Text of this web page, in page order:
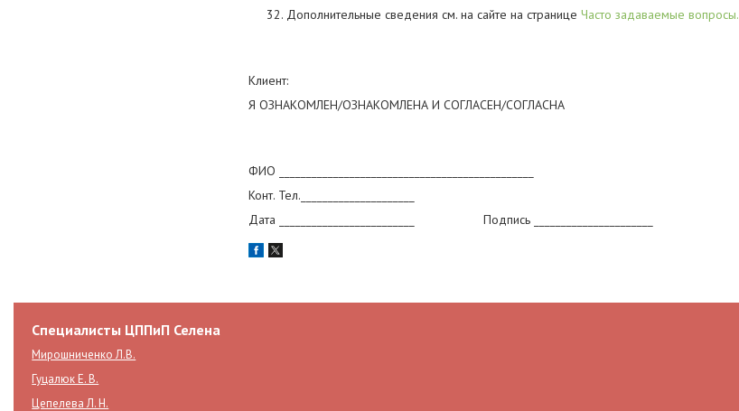
32. Дополнительные сведения см. на сайте на странице Часто задаваемые вопросы.
Клиент:
Я ОЗНАКОМЛЕН/ОЗНАКОМЛЕНА И СОГЛАСЕН/СОГЛАСНА
ФИО _______________________________________________
Конт. Тел._____________________
Дата _________________________ Подпись ______________________
Специалисты ЦППиП Селена
Мирошниченко Л.В.
Гуцалюк Е. В.
Цепелева Л. Н.